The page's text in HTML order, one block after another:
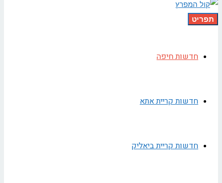
תפריט
חדשות חיפה
חדשות קריית אתא
חדשות קריית ביאליק